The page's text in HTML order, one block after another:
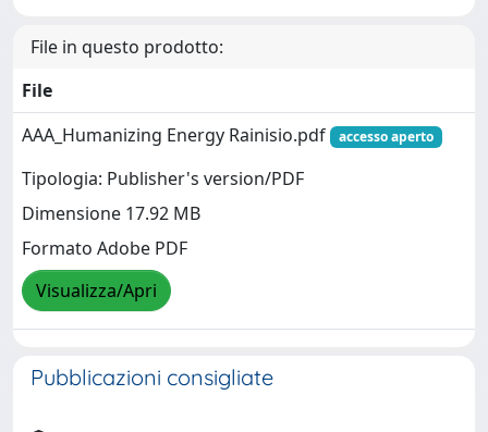
File in questo prodotto:
File
AAA_Humanizing Energy Rainisio.pdf
accesso aperto
Tipologia: Publisher's version/PDF
Dimensione 17.92 MB
Formato Adobe PDF
Visualizza/Apri
Pubblicazioni consigliate